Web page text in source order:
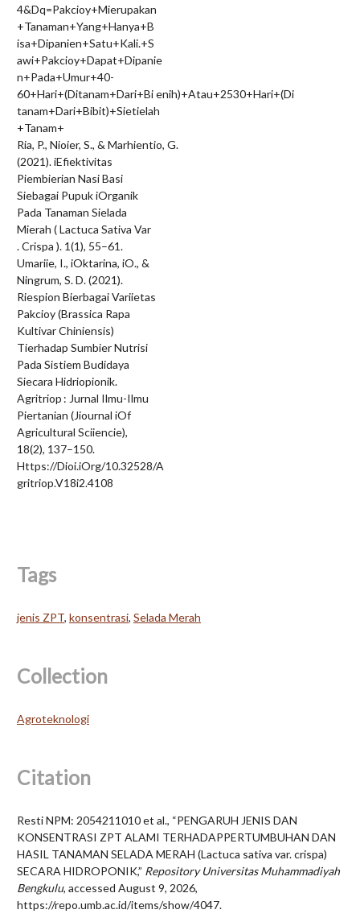
4&Dq=Pakcioy+Mierupakan
+Tanaman+Yang+Hanya+B
isa+Dipanien+Satu+Kali.+S
awi+Pakcioy+Dapat+Dipanie
n+Pada+Umur+40-
60+Hari+(Ditanam+Dari+Bi enih)+Atau+2530+Hari+(Di
tanam+Dari+Bibit)+Sietielah
+Tanam+
Ria, P., Nioier, S., & Marhientio, G.
(2021). iEfiektivitas
Piembierian Nasi Basi
Siebagai Pupuk iOrganik
Pada Tanaman Sielada
Mierah ( Lactuca Sativa Var
. Crispa ). 1(1), 55–61.
Umariie, I., iOktarina, iO., &
Ningrum, S. D. (2021).
Riespion Bierbagai Variietas
Pakcioy (Brassica Rapa
Kultivar Chiniensis)
Tierhadap Sumbier Nutrisi
Pada Sistiem Budidaya
Siecara Hidriopionik.
Agritriop : Jurnal Ilmu-Ilmu
Piertanian (Jiournal iOf
Agricultural Sciiencie),
18(2), 137–150.
Https://Dioi.iOrg/10.32528/A
gritriop.V18i2.4108
Tags
jenis ZPT, konsentrasi, Selada Merah
Collection
Agroteknologi
Citation
Resti NPM: 2054211010 et al., “PENGARUH JENIS DAN
KONSENTRASI ZPT ALAMI TERHADAPPERTUMBUHAN DAN
HASIL TANAMAN SELADA MERAH (Lactuca sativa var. crispa)
SECARA HIDROPONIK,” Repository Universitas Muhammadiyah
Bengkulu, accessed August 9, 2026,
https://repo.umb.ac.id/items/show/4047.